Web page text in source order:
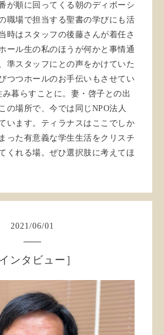
が順に回ってくる朝のディボーシ
職場で担当する聖書の学びにも活
時はスタッフの後藤さんが着任さ
ール生の私のほうが何かと事情通
準スタッフにとの声をかけていた
つつホールのお手伝いもさせてい
暮らすことに。妻・啓子との出
の場所で、今では同じNPO法人
います。ティラナスはここでしか
った有意義な学生生活をクリスチ
くれる場。ぜひ選択肢に考えてほ
2021/06/01
インタビュー］